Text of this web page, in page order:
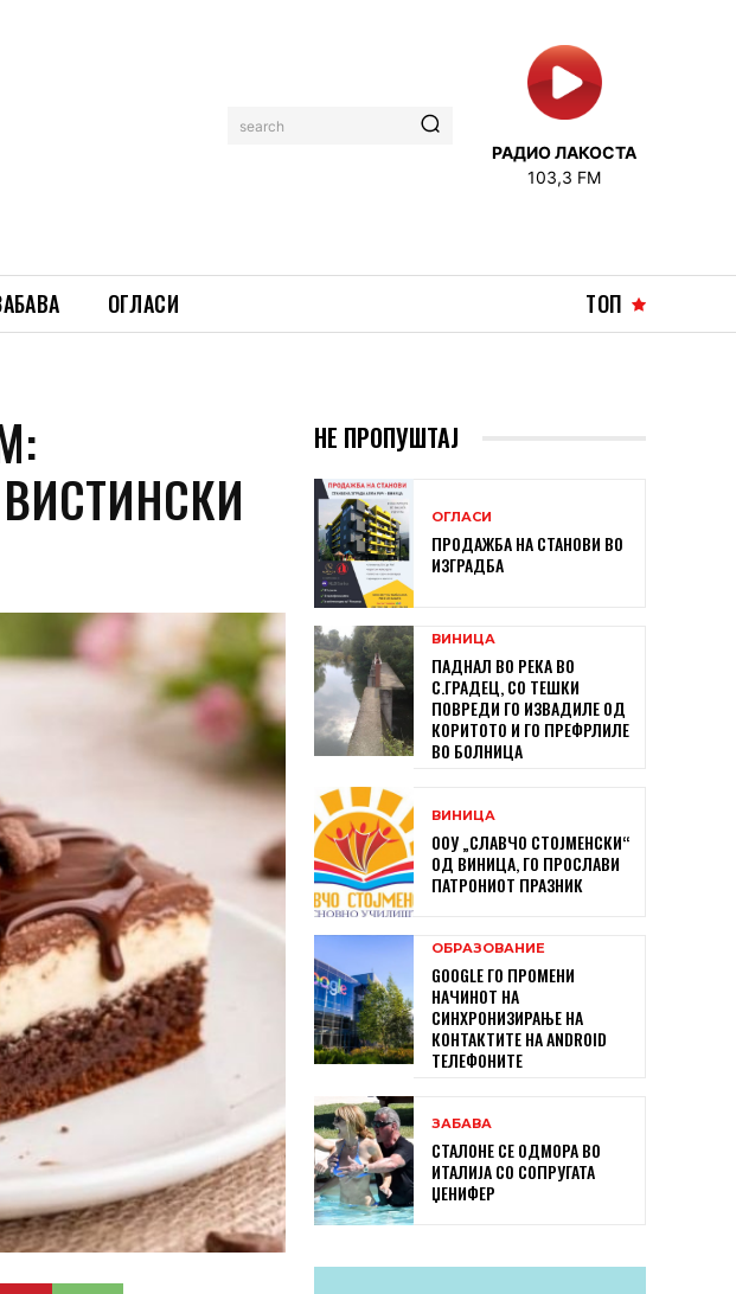
search
РАДИО ЛАКОСТА
103,3 FM
ОГЛАСИ ТОП
НЕ ПРОПУШТАЈ
ОГЛАСИ
ПРОДАЖБА НА СТАНОВИ ВО
ИЗГРАДБА
ВИНИЦА
ПАДНАЛ ВО РЕКА ВО
С.ГРАДЕЦ, СО ТЕШКИ
ПОВРЕДИ ГО ИЗВАДИЛЕ ОД
КОРИТОТО И ГО ПРЕФРЛИЛЕ
ВО БОЛНИЦА
ВИНИЦА
ООУ „СЛАВЧО СТОЈМЕНСКИ“
ОД ВИНИЦА, ГО ПРОСЛАВИ
ПАТРОНИОТ ПРАЗНИК
ОБРАЗОВАНИЕ
GOOGLE ГО ПРОМЕНИ
НАЧИНОТ НА
СИНХРОНИЗИРАЊЕ НА
КОНТАКТИТЕ НА ANDROID
ТЕЛЕФОНИТЕ
ЗАБАВА
СТАЛОНЕ СЕ ОДМОРА ВО
ИТАЛИЈА СО СОПРУГАТА
ЏЕНИФЕР